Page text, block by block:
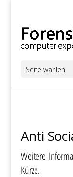
Seite wählen
Anti
Weitere
Kürze.